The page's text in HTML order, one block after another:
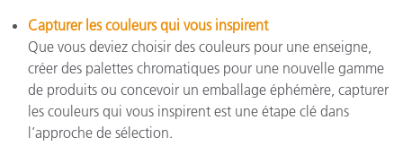
Capturer les couleurs qui vous inspirent
Que vous deviez choisir des couleurs pour une enseigne,
créer des palettes chromatiques pour une nouvelle gamme
de produits ou concevoir un emballage éphémère, capturer
les couleurs qui vous inspirent est une étape clé dans
l’approche de sélection.